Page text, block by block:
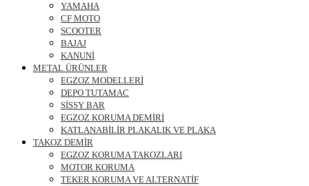
YAMAHA
CF MOTO
SCOOTER
BAJAJ
KANUNİ
METAL ÜRÜNLER
EGZOZ MODELLERİ
DEPO TUTAMAC
SİSSY BAR
EGZOZ KORUMA DEMİRİ
KATLANABİLİR PLAKALIK VE PLAKA
TAKOZ DEMİR
EGZOZ KORUMA TAKOZLARI
MOTOR KORUMA
TEKER KORUMA VE ALTERNATİF